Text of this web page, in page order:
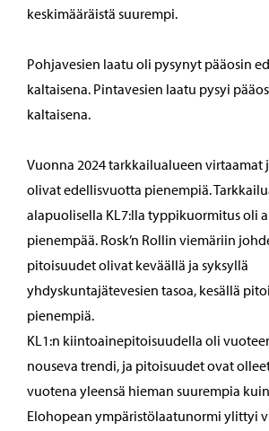
keskimääräistä suurempi.
Pohjavesien laatu oli pysynyt pääosin
kaltaisena. Pintavesien laatu pysyi
kaltaisena.
Vuonna 2024 tarkkailualueen virtaamat
olivat edellisvuotta pienempiä.
alapuolisella KL7:lla typpikuormitus oli
pienempää. Rosk’n Rollin viemäriin
pitoisuudet olivat keväällä ja syksyllä
yhdyskuntajätevesien tasoa, kesällä
pienempiä.
KL1:n kiintoainepitoisuudella oli
nouseva trendi, ja pitoisuudet ovat
vuotena yleensä hieman suurempia
Elohopean ympäristölaatunormi ylittyi